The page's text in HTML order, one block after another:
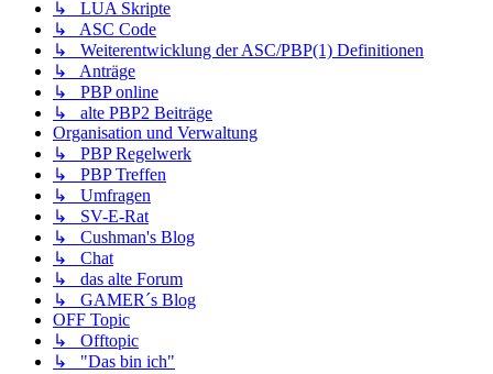
↳ LUA Skripte
↳ ASC Code
↳ Weiterentwicklung der ASC/PBP(1) Definitionen
↳ Anträge
↳ PBP online
↳ alte PBP2 Beiträge
Organisation und Verwaltung
↳ PBP Regelwerk
↳ PBP Treffen
↳ Umfragen
↳ SV-E-Rat
↳ Cushman's Blog
↳ Chat
↳ das alte Forum
↳ GAMER´s Blog
OFF Topic
↳ Offtopic
↳ "Das bin ich"